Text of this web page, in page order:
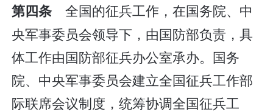
第四条 全国的征兵工作，在国务院、中
央军事委员会领导下，由国防部负责，具
体工作由国防部征兵办公室承办。国务
院、中央军事委员会建立全国征兵工作部
际联席会议制度，统筹协调全国征兵工